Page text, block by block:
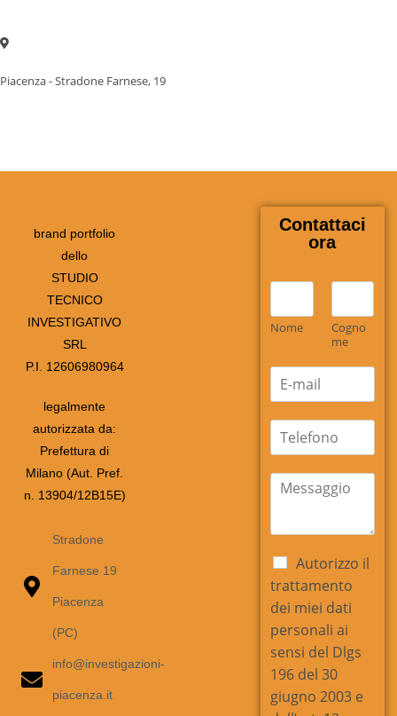
Piacenza - Stradone Farnese, 19
brand portfolio
dello
STUDIO
TECNICO
INVESTIGATIVO
SRL
P.I. 12606980964
legalmente
autorizzata da:
Prefettura di
Milano (Aut. Pref.
n. 13904/12B15E)
Stradone
Farnese 19
Piacenza
(PC)
info@investigazioni-
piacenza.it
Contattaci
ora
N
m
Nome
Cogno
me
E
m
it
e
n
o
m
s
a
g
g
i
o
*
C
a
s
e
l
l
e
d
i
Autorizzo il
trattamento
dei miei dati
personali ai
sensi del Dlgs
196 del 30
giugno 2003 e